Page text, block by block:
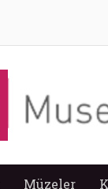
Müzeler